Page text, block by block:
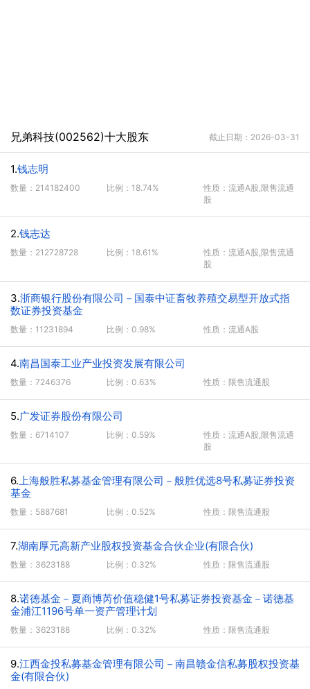
兄弟科技(002562)十大股东 截止日期：2026-03-31
1.钱志明
数量：214182400 比例：18.74%
性质：流通A股,限售流通
股
2.钱志达
数量：212728728 比例：18.61%
性质：流通A股,限售流通
股
3.浙商银行股份有限公司－国泰中证畜牧养殖交易型开放式指
数证券投资基金
数量：11231894 比例：0.98% 性质：流通A股
4.南昌国泰工业产业投资发展有限公司
数量：7246376 比例：0.63% 性质：限售流通股
5.广发证券股份有限公司
数量：6714107 比例：0.59%
性质：流通A股,限售流通
股
6.上海般胜私募基金管理有限公司－般胜优选8号私募证券投资
基金
数量：5887681 比例：0.52% 性质：限售流通股
7.湖南厚元高新产业股权投资基金合伙企业(有限合伙)
数量：3623188 比例：0.32% 性质：限售流通股
8.诺德基金－夏商博芮价值稳健1号私募证券投资基金－诺德基
金浦江1196号单一资产管理计划
数量：3623188 比例：0.32% 性质：限售流通股
9.江西金投私募基金管理有限公司－南昌赣金信私募股权投资基
金(有限合伙)